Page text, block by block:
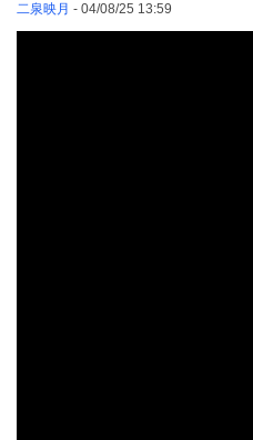
二泉映月 - 04/08/25 13:59